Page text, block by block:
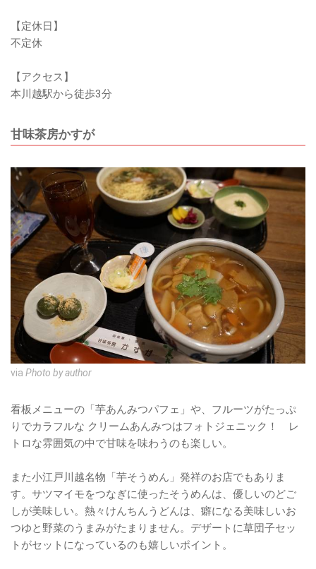
【定休日】
不定休
【アクセス】
本川越駅から徒歩3分
甘味茶房かすが
via Photo by author
看板メニューの「芋あんみつパフェ」や、フルーツがたっぷ
りでカラフルな クリームあんみつはフォトジェニック！ レ
トロな雰囲気の中で甘味を味わうのも楽しい。
また小江戸川越名物「芋そうめん」発祥のお店でもありま
す。サツマイモをつなぎに使ったそうめんは、優しいのどご
しが美味しい。熱々けんちんうどんは、癖になる美味しいお
つゆと野菜のうまみがたまりません。デザートに草団子セッ
トがセットになっているのも嬉しいポイント。